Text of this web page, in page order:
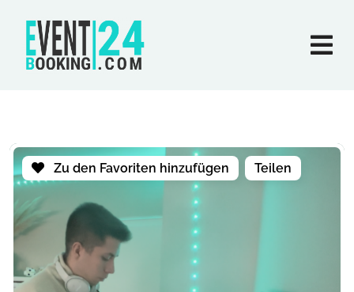
Zu den Favoriten hinzufügen Teilen